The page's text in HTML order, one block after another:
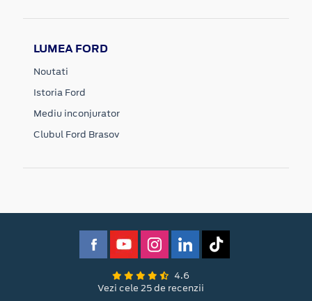
LUMEA FORD
Noutati
Istoria Ford
Mediu inconjurator
Clubul Ford Brasov
4.6
Vezi cele 25 de recenzii